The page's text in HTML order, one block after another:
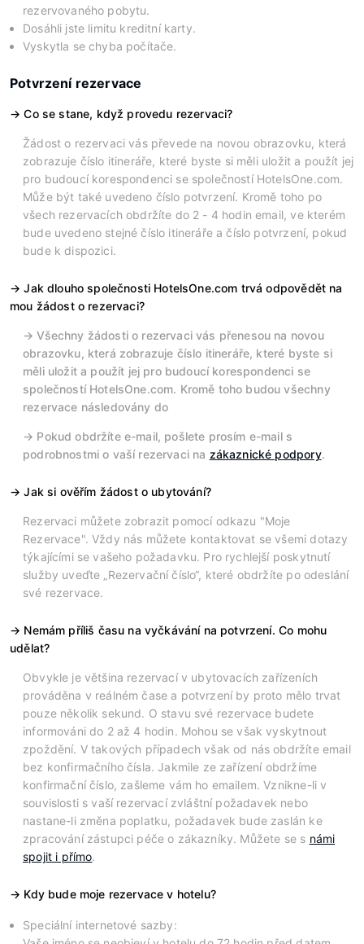
rezervovaného pobytu.
Dosáhli jste limitu kreditní karty.
Vyskytla se chyba počítače.
Potvrzení rezervace
Co se stane, když provedu rezervaci?
Žádost o rezervaci vás převede na novou obrazovku, která
zobrazuje číslo itineráře, které byste si měli uložit a použít jej
pro budoucí korespondenci se společností HotelsOne.com.
Může být také uvedeno číslo potvrzení. Kromě toho po
všech rezervacích obdržíte do 2 - 4 hodin email, ve kterém
bude uvedeno stejné číslo itineráře a číslo potvrzení, pokud
bude k dispozici.
Jak dlouho společnosti HotelsOne.com trvá odpovědět na
mou žádost o rezervaci?
Všechny žádosti o rezervaci vás přenesou na novou
obrazovku, která zobrazuje číslo itineráře, které byste si
měli uložit a použít jej pro budoucí korespondenci se
společností HotelsOne.com. Kromě toho budou všechny
rezervace následovány do
Pokud obdržíte e-mail, pošlete prosím e-mail s
podrobnostmi o vaší rezervaci na zákaznické podpory.
Jak si ověřím žádost o ubytování?
Rezervaci můžete zobrazit pomocí odkazu "Moje
Rezervace". Vždy nás můžete kontaktovat se všemi dotazy
týkajícími se vašeho požadavku. Pro rychlejší poskytnutí
služby uveďte „Rezervační číslo“, které obdržíte po odeslání
své rezervace.
Nemám příliš času na vyčkávání na potvrzení. Co mohu
udělat?
Obvykle je většina rezervací v ubytovacích zařízeních
prováděna v reálném čase a potvrzení by proto mělo trvat
pouze několik sekund. O stavu své rezervace budete
informováni do 2 až 4 hodin. Mohou se však vyskytnout
zpoždění. V takových případech však od nás obdržíte email
bez konfirmačního čísla. Jakmile ze zařízení obdržíme
konfirmační číslo, zašleme vám ho emailem. Vznikne-li v
souvislosti s vaší rezervací zvláštní požadavek nebo
nastane-li změna poplatku, požadavek bude zaslán ke
zpracování zástupci péče o zákazníky. Můžete se s námi
spojit i přímo.
Kdy bude moje rezervace v hotelu?
Speciální internetové sazby: